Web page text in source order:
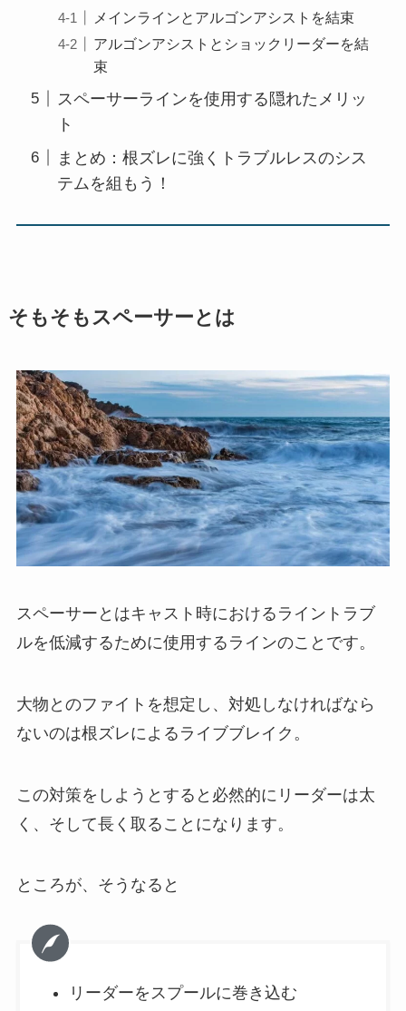
メインラインとアルゴンアシストを結束
アルゴンアシストとショックリーダーを結
束
スペーサーラインを使用する隠れたメリッ
ト
まとめ：根ズレに強くトラブルレスのシス
テムを組もう！
そもそもスペーサーとは
スペーサーとはキャスト時におけるライントラブ
ルを低減するために使用するラインのことです。
大物とのファイトを想定し、対処しなければなら
ないのは根ズレによるライブブレイク。
この対策をしようとすると必然的にリーダーは太
く、そして長く取ることになります。
ところが、そうなると
リーダーをスプールに巻き込む